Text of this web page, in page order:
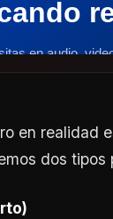
en realidad
dos tipos